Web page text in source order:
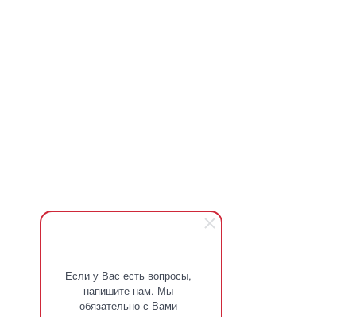
Если у Вас есть вопросы,
напишите нам. Мы
обязательно с Вами